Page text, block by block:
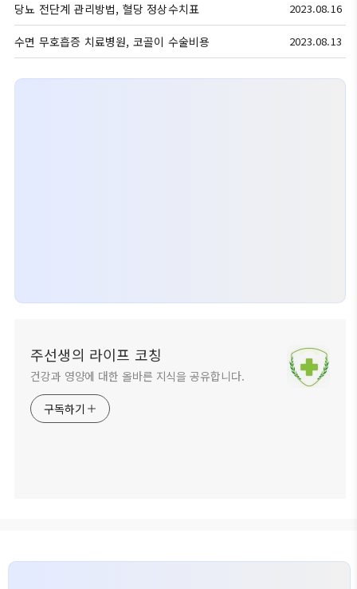
당뇨 전단계 관리방법, 혈당 정상수치표 2023.08.16
수면 무호흡증 치료병원, 코골이 수술비용 2023.08.13
주선생의 라이프 코칭
건강과 영양에 대한 올바른 지식을 공유합니다.
구독하기